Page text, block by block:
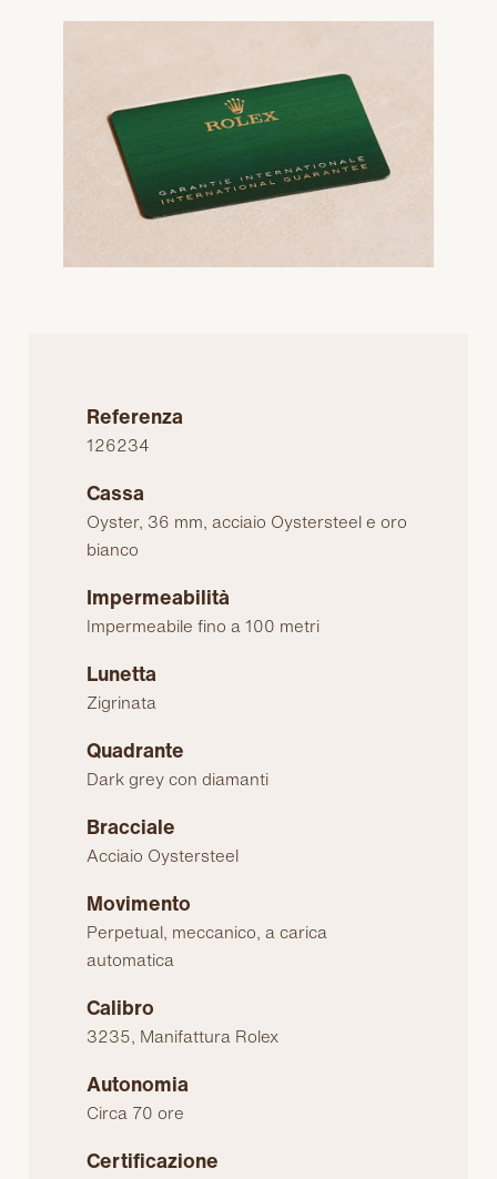
Referenza
126234
Cassa
Oyster, 36 mm, acciaio Oystersteel e oro
bianco
Impermeabilità
Impermeabile fino a 100 metri
Lunetta
Zigrinata
Quadrante
Dark grey con diamanti
Bracciale
Acciaio Oystersteel
Movimento
Perpetual, meccanico, a carica
automatica
Calibro
3235, Manifattura Rolex
Autonomia
Circa 70 ore
Certificazione